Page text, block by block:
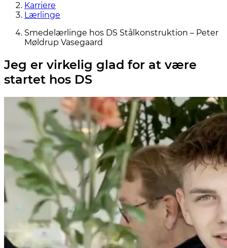
Karriere
Lærlinge
Smedelærlinge hos DS Stålkonstruktion – Peter
Møldrup Vasegaard
Jeg er virkelig glad for at være
startet hos DS